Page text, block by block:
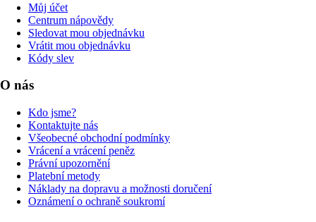
Můj účet
Centrum nápovědy
Sledovat mou objednávku
Vrátit mou objednávku
Kódy slev
O nás
Kdo jsme?
Kontaktujte nás
Všeobecné obchodní podmínky
Vrácení a vrácení peněz
Právní upozornění
Platební metody
Náklady na dopravu a možnosti doručení
Oznámení o ochraně soukromí